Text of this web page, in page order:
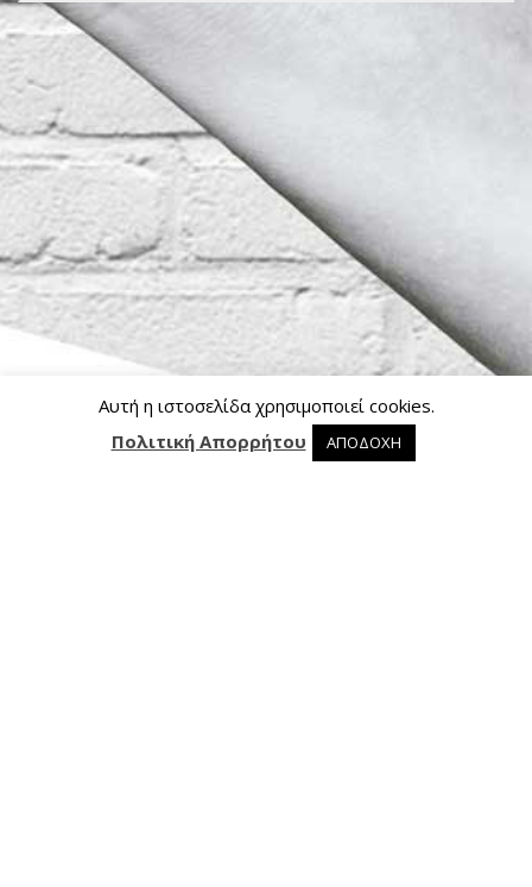
0 0 προϊόντα στο καλάθι
Αυτή η ιστοσελίδα χρησιμοποιεί cookies.
Πολιτική Απορρήτου
ΑΠΟΔΟΧΗ